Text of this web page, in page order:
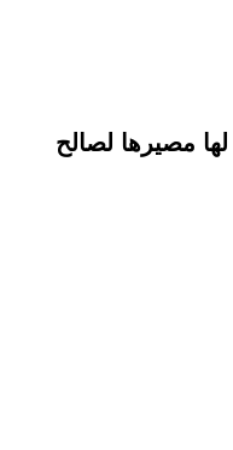
مصيرها لصالح